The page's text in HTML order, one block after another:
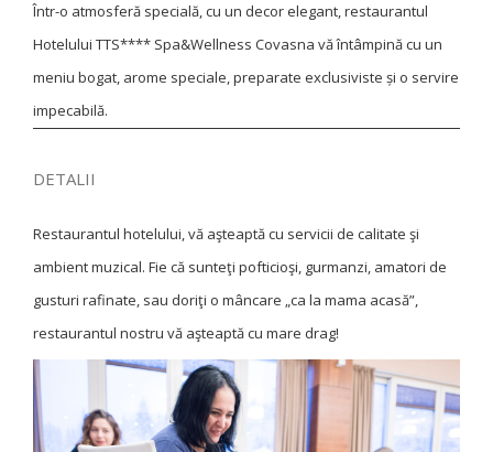
Într-o atmosferă specială, cu un decor elegant, restaurantul
Hotelului TTS**** Spa&Wellness Covasna vă întâmpină cu un
meniu bogat, arome speciale, preparate exclusiviste și o servire
impecabilă.
DETALII
Restaurantul hotelului, vă aşteaptă cu servicii de calitate şi
ambient muzical. Fie că sunteţi pofticioşi, gurmanzi, amatori de
gusturi rafinate, sau doriţi o mâncare „ca la mama acasă”,
restaurantul nostru vă aşteaptă cu mare drag!